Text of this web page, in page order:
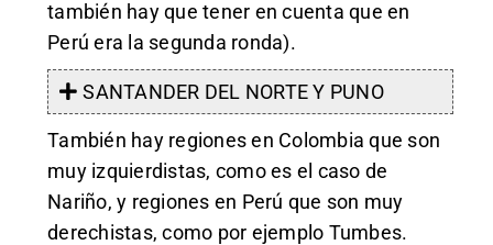
también hay que tener en cuenta que en
Perú era la segunda ronda).
SANTANDER DEL NORTE Y PUNO
También hay regiones en Colombia que son
muy izquierdistas, como es el caso de
Nariño, y regiones en Perú que son muy
derechistas, como por ejemplo Tumbes.